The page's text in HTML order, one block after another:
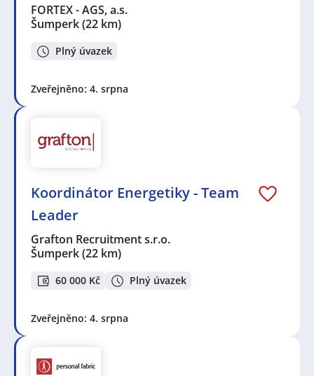
FORTEX - AGS, a.s.
Šumperk(22 km)
Plný úvazek
Zveřejněno: 4. srpna
Koordinátor Energetiky - Team
Leader
Grafton Recruitment s.r.o.
Šumperk(22 km)
60 000 Kč Plný úvazek
Zveřejněno: 4. srpna